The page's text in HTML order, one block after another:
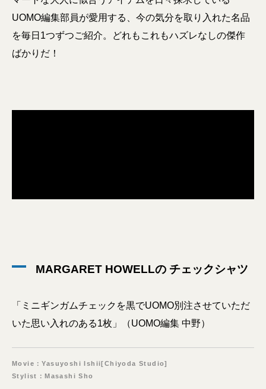
UOMO編集部員が愛用する、今の気分を取り入れた名品
を毎日1つずつご紹介。どれもこれもハズレなしの傑作
ばかりだ！
MARGARET HOWELLの チェックシャツ
「ミニギンガムチェックを黒でUOMO別注させていただ
いた思い入れのある1枚」（UOMO編集 中野）
Movie：Yasuyoshi Ishii[Chiyoda Studio]
Stylist：Masashi Sho